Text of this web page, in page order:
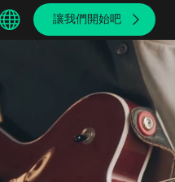
讓我們開始吧